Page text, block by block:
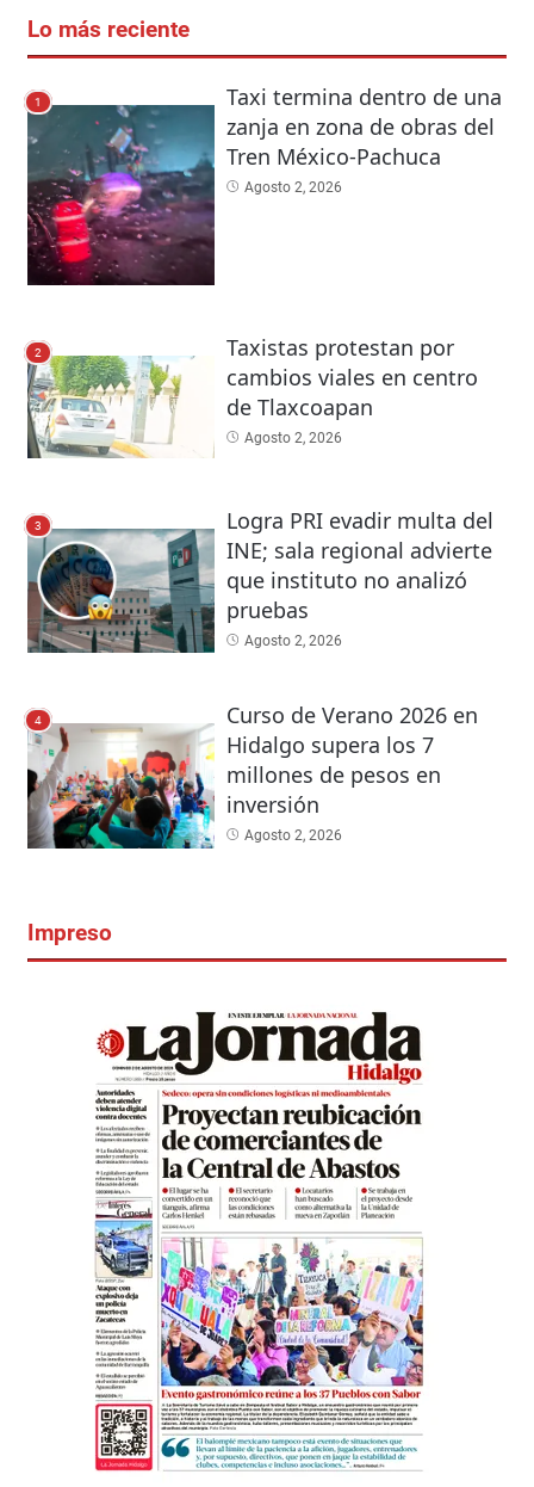
Lo más reciente
1
Taxi termina dentro de una
zanja en zona de obras del
Tren México-Pachuca
Agosto 2, 2026
2
Taxistas protestan por
cambios viales en centro
de Tlaxcoapan
Agosto 2, 2026
3
Logra PRI evadir multa del
INE; sala regional advierte
que instituto no analizó
pruebas
Agosto 2, 2026
4
Curso de Verano 2026 en
Hidalgo supera los 7
millones de pesos en
inversión
Agosto 2, 2026
Impreso